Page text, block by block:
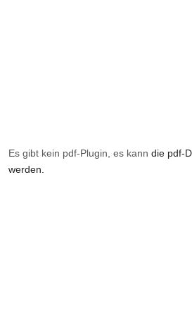
Es gibt kein pdf-Plugin, es kann die pdf-
werden.